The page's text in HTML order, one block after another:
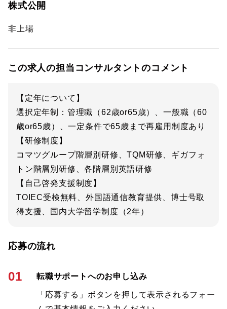
株式公開
非上場
この求人の担当コンサルタントのコメント
【定年について】
選択定年制：管理職（62歳or65歳）、一般職（60
歳or65歳）、一定条件で65歳まで再雇用制度あり
【研修制度】
コマツグループ階層別研修、TQM研修、ギガフォ
トン階層別研修、各階層別英語研修
【自己啓発支援制度】
TOIEC受検無料、外国語通信教育提供、博士号取
得支援、国内大学留学制度（2年）
応募の流れ
01 転職サポートへのお申し込み
「応募する」ボタンを押して表示されるフォー